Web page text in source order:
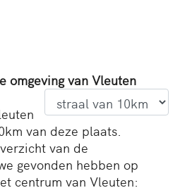
omgeving van Vleuten
van deze plaats.
van de
gevonden hebben op
centrum van Vleuten: